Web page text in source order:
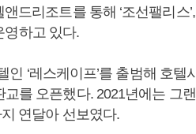
리조트를 통해 ‘조선팰리스’,
영하고 있다.
‘레스케이프’를 출범해 호텔
를 오픈했다. 2021년에는 그
연달아 선보였다.